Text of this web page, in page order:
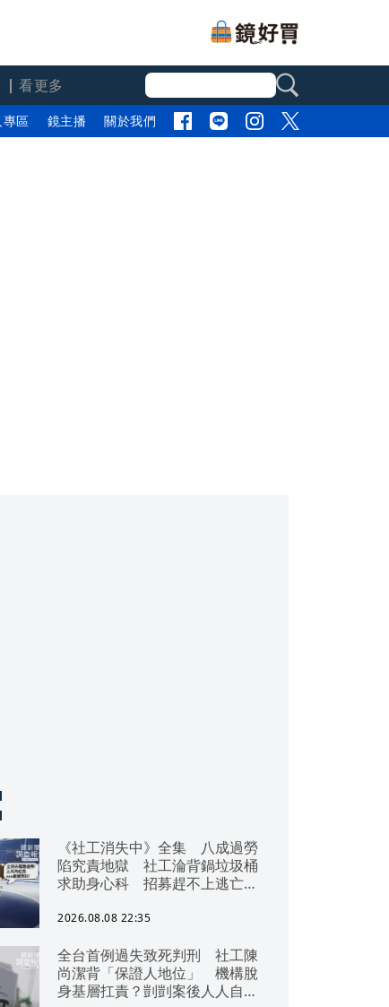
看更多
區 鏡主播 關於我們
《社工消失中》全集 八成過勞
陷究責地獄 社工淪背鍋垃圾桶
求助身心科 招募趕不上逃亡
回捐黑幕 血汗錢遭剝削
2026.08.08 22:35
全台首例過失致死判刑 社工陳
尚潔背「保證人地位」 機構脫
身基層扛責？剴剴案後人人自危